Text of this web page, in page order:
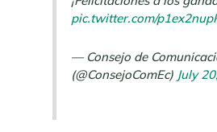
pic.twitter.com/
— Consejo de
(@ConsejoComEc) July